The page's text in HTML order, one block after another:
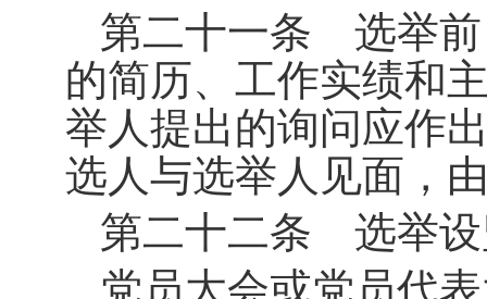
第二十一条 选举前
的简历、工作实绩和
举人提出的询问应作
选人与选举人见面，
第二十二条 选举设
党员大会或党员代